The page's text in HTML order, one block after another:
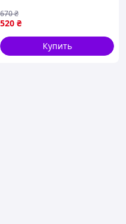
предоплата
520 ₴
670₴
Купить